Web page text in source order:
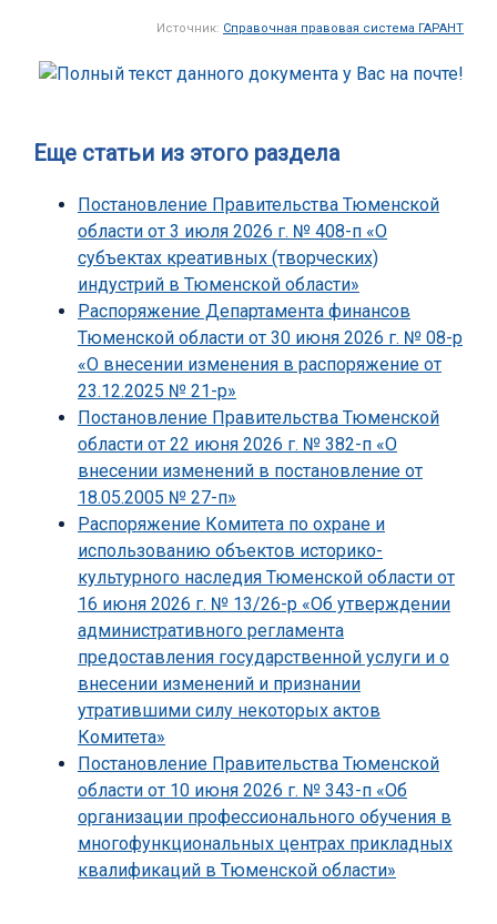
Источник: Справочная правовая система ГАРАНТ
Еще статьи из этого раздела
Постановление Правительства Тюменской
области от 3 июля 2026 г. № 408-п «О
субъектах креативных (творческих)
индустрий в Тюменской области»
Распоряжение Департамента финансов
Тюменской области от 30 июня 2026 г. № 08-р
«О внесении изменения в распоряжение от
23.12.2025 № 21-р»
Постановление Правительства Тюменской
области от 22 июня 2026 г. № 382-п «О
внесении изменений в постановление от
18.05.2005 № 27-п»
Распоряжение Комитета по охране и
использованию объектов историко-
культурного наследия Тюменской области от
16 июня 2026 г. № 13/26-р «Об утверждении
административного регламента
предоставления государственной услуги и о
внесении изменений и признании
утратившими силу некоторых актов
Комитета»
Постановление Правительства Тюменской
области от 10 июня 2026 г. № 343-п «Об
организации профессионального обучения в
многофункциональных центрах прикладных
квалификаций в Тюменской области»